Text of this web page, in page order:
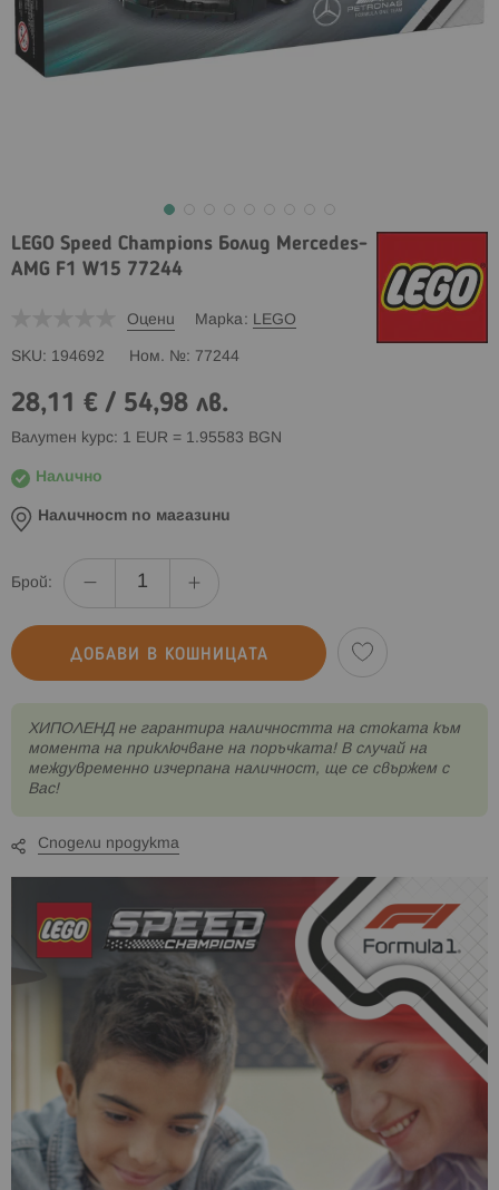
LEGO Speed Champions Болид Mercedes-
AMG F1 W15 77244
Оцени Марка LEGO
SKU 194692 Ном. № 77244
28,11 € / 54,98 лв.
Валутен курс: 1 EUR = 1.95583 BGN
Налично
Наличност по магазини
Брой:
ДОБАВИ В КОШНИЦАТА
XИПОЛЕНД не гарантира наличността на стоката към
момента на приключване на поръчката! В случай на
междувременно изчерпана наличност, ще се свържем с
Вас!
Сподели продукта